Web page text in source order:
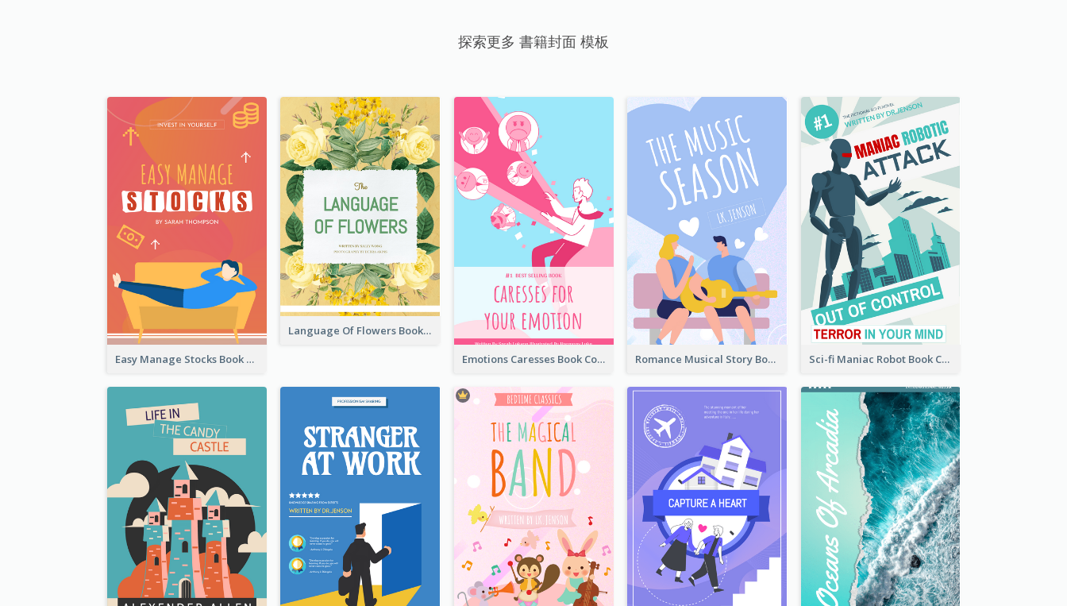
探索更多 書籍封面 模板
Easy Manage Stocks Book Cover Design
Language Of Flowers Book Cover
Emotions Caresses Book Cover Romance Musical Story Book Cover Sci-fi Maniac Robot Book Cover